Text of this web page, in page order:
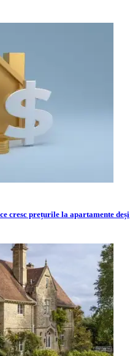
cresc prețurile la apartamente deși